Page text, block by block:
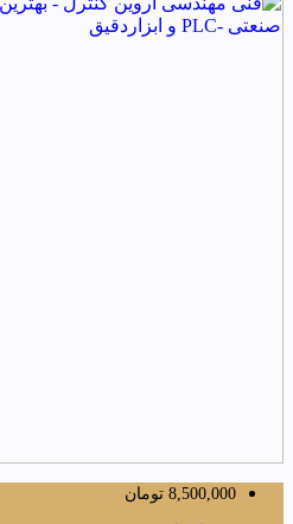
8,500,000 تومان